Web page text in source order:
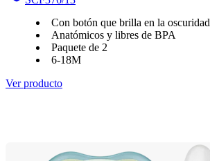
Con botón que brilla en la oscuridad
Anatómicos y libres de BPA
Paquete de 2
6-18M
Ver producto